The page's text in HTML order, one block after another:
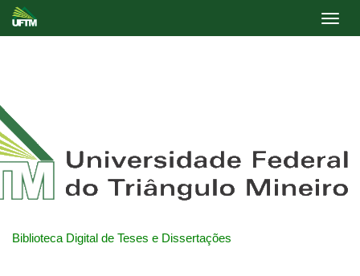
Biblioteca Digital de Teses e Dissertações